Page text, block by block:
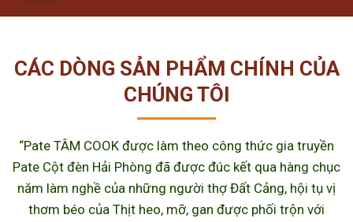
CÁC DÒNG SẢN PHẨM CHÍNH CỦA
CHÚNG TÔI
“Pate TÂM COOK được làm theo công thức gia truyền
Pate Cột đèn Hải Phòng đã được đúc kết qua hàng chục
năm làm nghề của những người thợ Đất Cảng, hội tụ vị
thơm béo của Thịt heo, mỡ, gan được phối trộn với